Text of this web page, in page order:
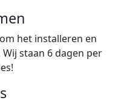
het installeren en
staan 6 dagen per